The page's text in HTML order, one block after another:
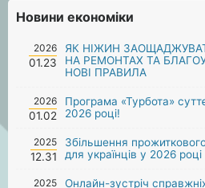
Новини економіки
2026
01.23
ЯК НІЖИН
НА РЕМОНТАХ ТА
НОВІ ПРАВИЛА
2026
01.02
Програма «Турбота»
2026 році!
2025
12.31
Збільшення
для українців у 2026 році
2025
Онлайн-зустріч